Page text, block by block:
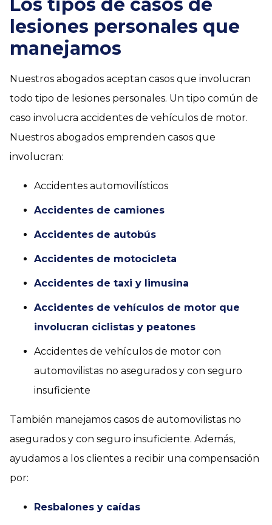
Los tipos de casos de
lesiones personales que
manejamos
Nuestros abogados aceptan casos que involucran
todo tipo de lesiones personales. Un tipo común de
caso involucra accidentes de vehículos de motor.
Nuestros abogados emprenden casos que
involucran:
Accidentes automovilísticos
Accidentes de camiones
Accidentes de autobús
Accidentes de motocicleta
Accidentes de taxi y limusina
Accidentes de vehículos de motor que
involucran ciclistas y peatones
Accidentes de vehículos de motor con
automovilistas no asegurados y con seguro
insuficiente
También manejamos casos de automovilistas no
asegurados y con seguro insuficiente. Además,
ayudamos a los clientes a recibir una compensación
por:
Resbalones y caídas